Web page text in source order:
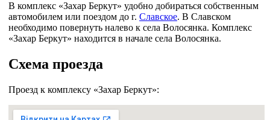
В комплекс «Захар Беркут» удобно добираться собственным
автомобилем или поездом до г. Славское. В Славском
необходимо повернуть налево к села Волосянка. Комплекс
«Захар Беркут» находится в начале села Волосянка.
Схема проезда
Проезд к комплексу «Захар Беркут»: